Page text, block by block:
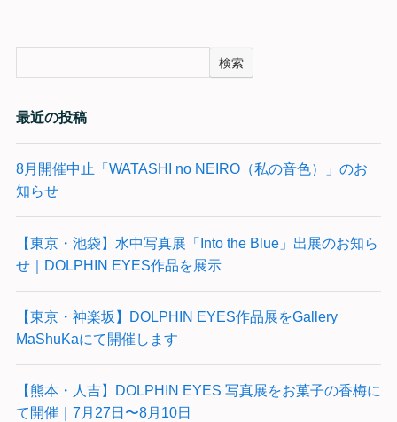
検索
最近の投稿
8月開催中止「WATASHI no NEIRO（私の音色）」のお
知らせ
【東京・池袋】水中写真展「Into the Blue」出展のお知ら
せ｜DOLPHIN EYES作品を展示
【東京・神楽坂】DOLPHIN EYES作品展をGallery
MaShuKaにて開催します
【熊本・人吉】DOLPHIN EYES 写真展をお菓子の香梅に
て開催｜7月27日〜8月10日